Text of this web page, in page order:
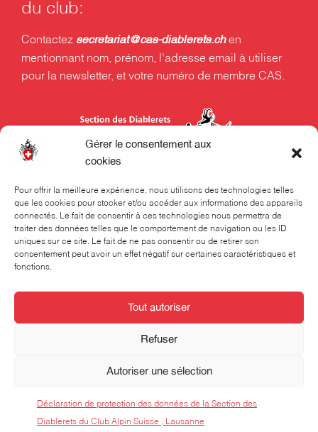
Gérer le consentement aux
cookies
Pour offrir la meilleure expérience, nous utilisons des technologies telles
que les cookies pour stocker et/ou accéder aux informations des appareils
connectés. Le fait de consentir à ces technologies nous permettra de
traiter des données telles que le comportement de navigation ou les ID
uniques sur ce site. Le fait de ne pas consentir ou de retirer son
consentement peut avoir un effet négatif sur certaines caractéristiques et
fonctions.
Tout autoriser
Refuser
Autoriser une sélection
Déclaration de protection des données de la Section des
Diablerets du Club Alpin Suisse , Lausanne
du club:
Contactez secretariat@cas-diablerets.chen
mentionnant nom, prénom, l’adresse email à utiliser
pour la newsletter, et votre numéro de membre CAS.
Section des Diablerets du Club Alpin Suisse CAS
Rue Beau-Séjour 24
Case postale 324
1001 Lausanne
Le secrétariat est ouvert les lundis, mardis et jeudis,
de 8h00 à 12h00. Il peut aussi être joint au téléphone
Website :horde.ch